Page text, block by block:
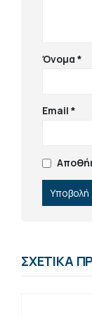
Όνομα*
Email*
ΣΧΕΤΙΚΆ